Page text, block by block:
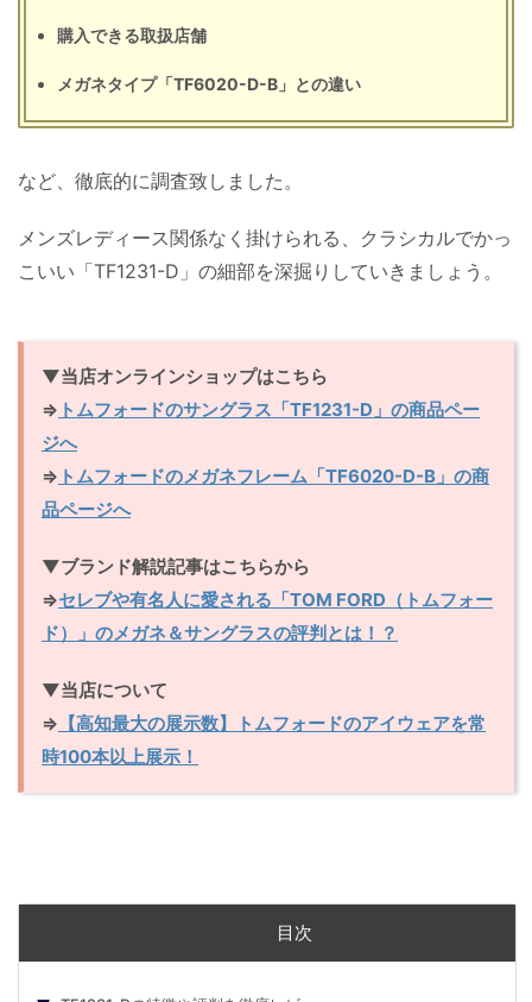
購入できる取扱店舗
メガネタイプ「TF6020-D-B」との違い
など、徹底的に調査致しました。
メンズレディース関係なく掛けられる、クラシカルでかっ
こいい「TF1231-D」の細部を深掘りしていきましょう。
▼当店オンラインショップはこちら
⇒ トムフォードのサングラス「TF1231-D」の商品ペー
ジへ
⇒ トムフォードのメガネフレーム「TF6020-D-B」の商
品ページへ
▼ブランド解説記事はこちらから
⇒セレブや有名人に愛される「TOM FORD（トムフォー
ド）」のメガネ＆サングラスの評判とは！？
▼当店について
⇒ 【高知最大の展示数】トムフォードのアイウェアを常
時100本以上展示！
目次